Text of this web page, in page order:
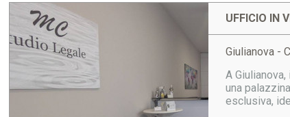
UFFICIO IN
Giulianova -
A
una
esclusiva,